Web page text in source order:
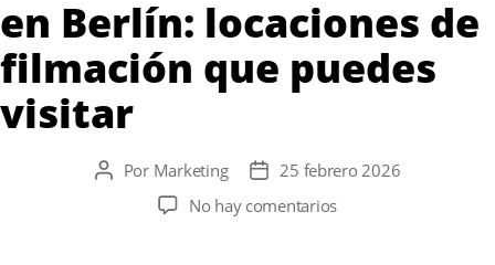
en Berlín: locaciones de
filmación que puedes
visitar
AutorPor Marketing
Fecha25 febrero 2026
No hay comentariosen